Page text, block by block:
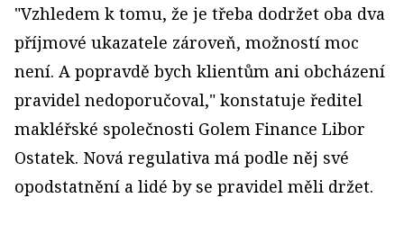
"Vzhledem k tomu, že je třeba dodržet oba dva
příjmové ukazatele zároveň, možností moc
není. A popravdě bych klientům ani obcházení
pravidel nedoporučoval," konstatuje ředitel
makléřské společnosti Golem Finance Libor
Ostatek. Nová regulativa má podle něj své
opodstatnění a lidé by se pravidel měli držet.